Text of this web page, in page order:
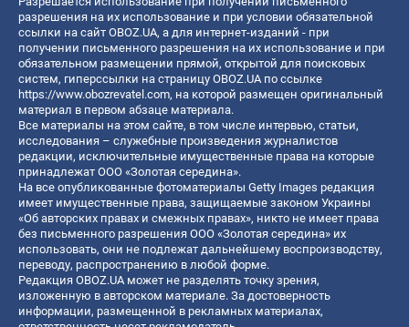
разрешения на их использование и при условии обязательной
ссылки на сайт OBOZ.UA, а для интернет-изданий - при
получении письменного разрешения на их использование и при
обязательном размещении прямой, открытой для поисковых
систем, гиперссылки на страницу OBOZ.UA по ссылке
https://www.obozrevatel.com, на которой размещен оригинальный
материал в первом абзаце материала.
Все материалы на этом сайте, в том числе интервью, статьи,
исследования – служебные произведения журналистов
редакции, исключительные имущественные права на которые
принадлежат ООО «Золотая середина».
На все опубликованные фотоматериалы Getty Images редакция
имеет имущественные права, защищаемые законом Украины
«Об авторских правах и смежных правах», никто не имеет права
без письменного разрешения ООО «Золотая середина» их
использовать, они не подлежат дальнейшему воспроизводству,
переводу, распространению в любой форме.
Редакция OBOZ.UA может не разделять точку зрения,
изложенную в авторском материале. За достоверность
информации, размещенной в рекламных материалах,